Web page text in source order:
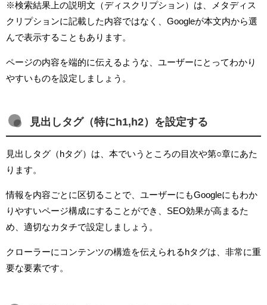
※検索結果上の説明文（ディスクリプション）は、メタディス
クリプションに記載した内容ではなく、Googleが本文内から選
んで表示することもあります。
ページの内容を端的に伝えるような、ユーザーにとってわかり
やすいものを設定しましょう。
見出しタグ（特にh1,h2）を設定する
見出しタグ（hタグ）は、本でいうところの目次や第○章にあた
ります。
情報を内容ごとに区切ることで、ユーザーにもGoogleにもわか
りやすいページ構成にすることができ、SEO効果が高まるた
め、適切なカタチで設定しましょう。
クローラーにコンテンツの構造を伝えられるhタグは、非常に重
要な要素です。